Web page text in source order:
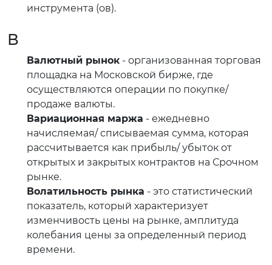
инструмента (ов).
В
Валютный рынок - организованная торговая
площадка на Московской бирже, где
осуществляются операции по покупке/
продаже валюты.
Вариационная маржа - ежедневно
начисляемая/ списываемая сумма, которая
рассчитывается как прибыль/ убыток от
открытых и закрытых контрактов на Срочном
рынке.
Волатильность рынка - это статистический
показатель, который характеризует
изменчивость цены на рынке, амплитуда
колебания цены за определенный период
времени.